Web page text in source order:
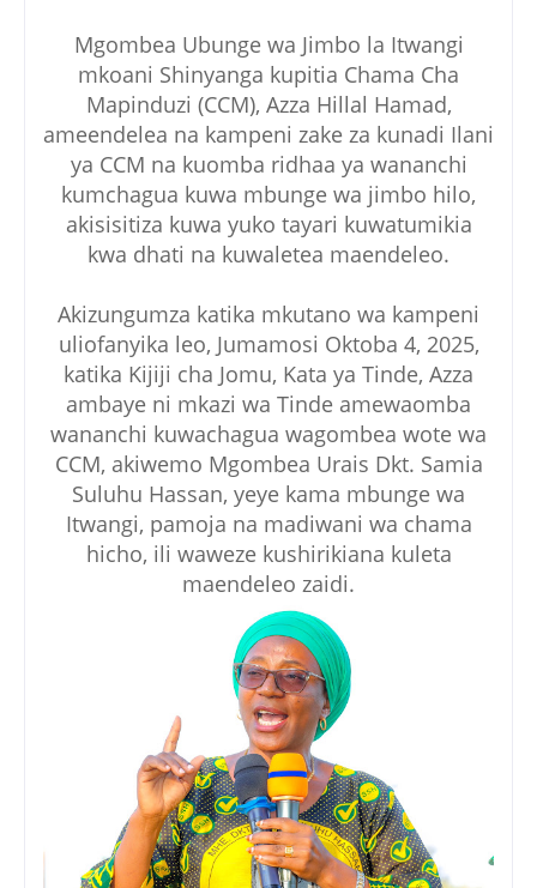
Mgombea Ubunge wa Jimbo la Itwangi
mkoani Shinyanga kupitia Chama Cha
Mapinduzi (CCM), Azza Hillal Hamad,
ameendelea na kampeni zake za kunadi Ilani
ya CCM na kuomba ridhaa ya wananchi
kumchagua kuwa mbunge wa jimbo hilo,
akisisitiza kuwa yuko tayari kuwatumikia
kwa dhati na kuwaletea maendeleo.
Akizungumza katika mkutano wa kampeni
uliofanyika leo, Jumamosi Oktoba 4, 2025,
katika Kijiji cha Jomu, Kata ya Tinde, Azza
ambaye ni mkazi wa Tinde amewaomba
wananchi kuwachagua wagombea wote wa
CCM, akiwemo Mgombea Urais Dkt. Samia
Suluhu Hassan, yeye kama mbunge wa
Itwangi, pamoja na madiwani wa chama
hicho, ili waweze kushirikiana kuleta
maendeleo zaidi.